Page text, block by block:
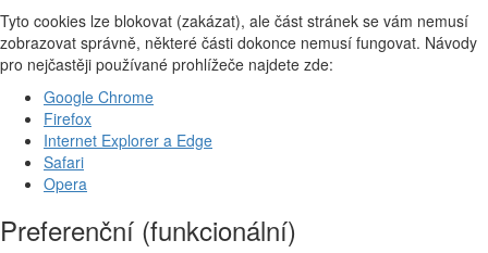
Tyto cookies lze blokovat (zakázat), ale část stránek se vám nemusí
zobrazovat správně, některé části dokonce nemusí fungovat. Návody
pro nejčastěji používané prohlížeče najdete zde:
Google Chrome
Firefox
Internet Explorer a Edge
Safari
Opera
Preferenční (funkcionální)